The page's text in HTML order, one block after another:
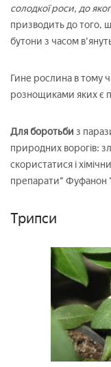
солодкої роси, до
призводить до того,
бутони з часом
Гине рослина в тому
рознощиками яких є
Для боротьби з
природних ворогів:
скористатися і
препарати" Фуфанон
Трипси